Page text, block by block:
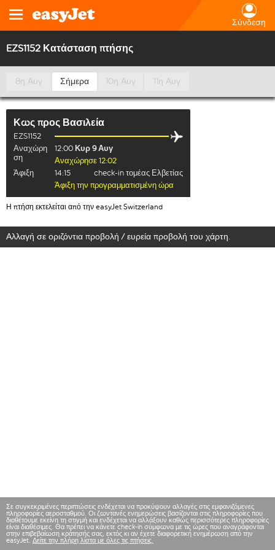
Σύνδεση
EZS1152 Κατάσταση πτήσης
8η Αυγ Σήμερα 10η Αυγ 11η Αυγ
Κως προς Βασιλεία
EZS1152
Αναχώρη
ση
12:00 Κυρ 9 Αυγ
Αναχώρησε 12:02
Άφιξη
14:15
check-in τομέας Ελβετίας
Άφιξη την προγραμματισμένη ώρα
Η πτήση εκτελείται από την easyJet Switzerland
Αλλαγή σε οριζόντια προβολή / ευρεία προβολή του χάρτη.
Σε συγκεκριμένες περιπτώσεις ενδέχεται να προκύψουν αλλαγές στις εμφανιζόμενες
πληροφορίες αεροσταθμού. Οι ζωντανές ενημερώσεις βασίζονται στις πληροφορίες που
διαθέτουμε εκείνη τη στιγμή και ενδέχεται να αλλάξουν καθώς περισσότερες πληροφορίες
είναι διαθέσιμες. Θα πρέπει να κάνετε check-in σύμφωνα με τις ώρες που αναγράφονται
στην επιβεβαίωση κράτησής σας, εκτός κι αν έχετε διαφορετική ενημέρωση από την
easyJet. Δείτε την πλήρη λίστα με όλες τις πτήσεις.